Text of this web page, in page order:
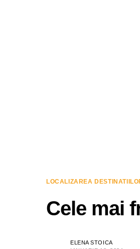
LOCALIZAREA
Cele mai
ELENA STOICA